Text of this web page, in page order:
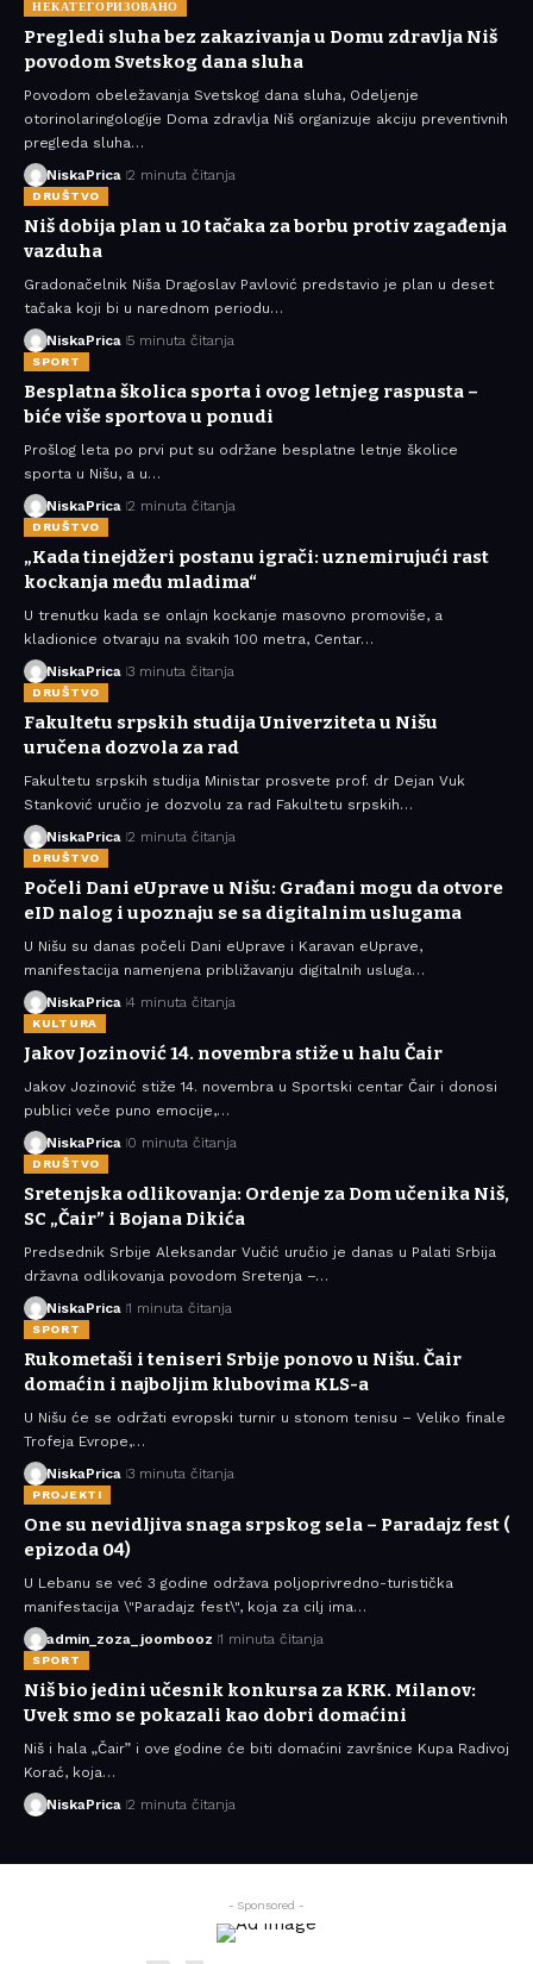
НЕКАТЕГОРИЗОВАНО
Pregledi sluha bez zakazivanja u Domu zdravlja Niš
povodom Svetskog dana sluha
Povodom obeležavanja Svetskog dana sluha, Odeljenje
otorinolaringologije Doma zdravlja Niš organizuje akciju preventivnih
pregleda sluha…
NiskaPrica 2 minuta čitanja
DRUŠTVO
Niš dobija plan u 10 tačaka za borbu protiv zagađenja
vazduha
Gradonačelnik Niša Dragoslav Pavlović predstavio je plan u deset
tačaka koji bi u narednom periodu…
NiskaPrica 5 minuta čitanja
SPORT
Besplatna školica sporta i ovog letnjeg raspusta –
biće više sportova u ponudi
Prošlog leta po prvi put su održane besplatne letnje školice
sporta u Nišu, a u…
NiskaPrica 2 minuta čitanja
DRUŠTVO
„Kada tinejdžeri postanu igrači: uznemirujući rast
kockanja među mladima“
U trenutku kada se onlajn kockanje masovno promoviše, a
kladionice otvaraju na svakih 100 metra, Centar…
NiskaPrica 3 minuta čitanja
DRUŠTVO
Fakultetu srpskih studija Univerziteta u Nišu
uručena dozvola za rad
Fakultetu srpskih studija Ministar prosvete prof. dr Dejan Vuk
Stanković uručio je dozvolu za rad Fakultetu srpskih…
NiskaPrica 2 minuta čitanja
DRUŠTVO
Počeli Dani eUprave u Nišu: Građani mogu da otvore
eID nalog i upoznaju se sa digitalnim uslugama
U Nišu su danas počeli Dani eUprave i Karavan eUprave,
manifestacija namenjena približavanju digitalnih usluga…
NiskaPrica 4 minuta čitanja
KULTURA
Jakov Jozinović 14. novembra stiže u halu Čair
Jakov Jozinović stiže 14. novembra u Sportski centar Čair i donosi
publici veče puno emocije,…
NiskaPrica 0 minuta čitanja
DRUŠTVO
Sretenjska odlikovanja: Ordenje za Dom učenika Niš,
SC „Čair” i Bojana Dikića
Predsednik Srbije Aleksandar Vučić uručio je danas u Palati Srbija
državna odlikovanja povodom Sretenja –…
NiskaPrica 1 minuta čitanja
SPORT
Rukometaši i teniseri Srbije ponovo u Nišu. Čair
domaćin i najboljim klubovima KLS-a
U Nišu će se održati evropski turnir u stonom tenisu – Veliko finale
Trofeja Evrope,…
NiskaPrica 3 minuta čitanja
PROJEKTI
One su nevidljiva snaga srpskog sela – Paradajz fest (
epizoda 04)
U Lebanu se već 3 godine održava poljoprivredno-turistička
manifestacija \"Paradajz fest\", koja za cilj ima…
admin_zoza_joombooz 1 minuta čitanja
SPORT
Niš bio jedini učesnik konkursa za KRK. Milanov:
Uvek smo se pokazali kao dobri domaćini
Niš i hala „Čair” i ove godine će biti domaćini završnice Kupa Radivoj
Korać, koja…
NiskaPrica 2 minuta čitanja
- Sponsored -